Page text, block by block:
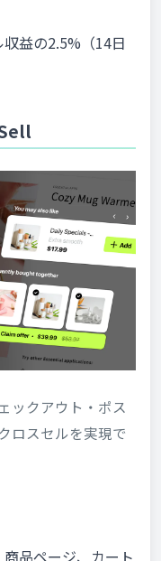
益の2.5%（14日
ックアウト・ポス
ロスセルを実現で
品ページ、カート